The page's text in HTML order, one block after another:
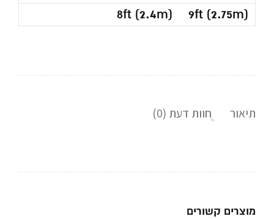
9ft (2.75m)
8ft (2.4m)
תיאור חוות דעת (0)
מוצרים קשורים